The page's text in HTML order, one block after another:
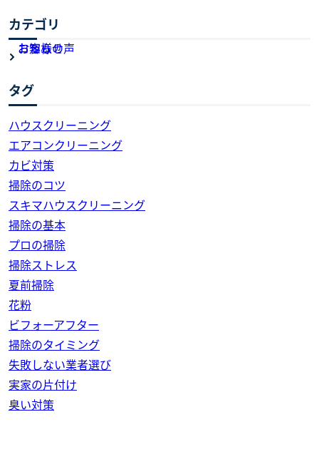
カテゴリ
お知らせ
お客様の声
コラム
タグ
ハウスクリーニング
エアコンクリーニング
カビ対策
掃除のコツ
スキマハウスクリーニング
掃除の基本
プロの掃除
掃除ストレス
夏前掃除
花粉
ビフォーアフター
掃除のタイミング
失敗しない業者選び
実家の片付け
臭い対策